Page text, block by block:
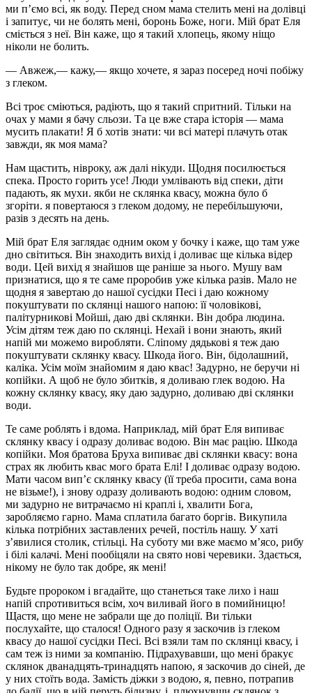
ми п’ємо всі, як воду. Перед сном мама стелить мені на долівці
і запитує, чи не болять мені, боронь Боже, ноги. Мій брат Еля
сміється з неї. Він каже, що я такий хлопець, якому ніщо
ніколи не болить.
— Авжеж,— кажу,— якщо хочете, я зараз посеред ночі побіжу
з глеком.
Всі троє сміються, радіють, що я такий спритний. Тільки на
очах у мами я бачу сльози. Та це вже стара історія — мама
мусить плакати! Я б хотів знати: чи всі матері плачуть отак
завжди, як моя мама?
Нам щастить, нівроку, аж далі нікуди. Щодня посилюється
спека. Просто горить усе! Люди умлівають від спеки, діти
падають, як мухи. якби не склянка квасу, можна було б
згоріти. я повертаюся з глеком додому, не перебільшуючи,
разів з десять на день.
Мій брат Еля заглядає одним оком у бочку і каже, що там уже
дно світиться. Він знаходить вихід і доливає ще кілька відер
води. Цей вихід я знайшов ще раніше за нього. Мушу вам
признатися, що я те саме проробив уже кілька разів. Мало не
щодня я завертаю до нашої сусідки Песі і даю кожному
покуштувати по склянці нашого напою: її чоловікові,
палітурникові Мойші, даю дві склянки. Він добра людина.
Усім дітям теж даю по склянці. Нехай і вони знають, який
напій ми можемо виробляти. Сліпому дядькові я теж даю
покуштувати склянку квасу. Шкода його. Він, бідолашний,
каліка. Усім моїм знайомим я даю квас! Задурно, не беручи ні
копійки. А щоб не було збитків, я доливаю глек водою. На
кожну склянку квасу, яку даю задурно, доливаю дві склянки
води.
Те саме роблять і вдома. Наприклад, мій брат Еля випиває
склянку квасу і одразу доливає водою. Він має рацію. Шкода
копійки. Моя братова Бруха випиває дві склянки квасу: вона
страх як любить квас мого брата Елі! І доливає одразу водою.
Мати часом вип’є склянку квасу (її треба просити, сама вона
не візьме!), і знову одразу доливають водою: одним словом,
ми задурно не витрачаємо ні краплі і, хвалити Бога,
заробляємо гарно. Мама сплатила багато боргів. Викупила
кілька потрібних заставлених речей, постіль нашу. У хаті
з’явилися столик, стільці. На суботу ми вже маємо м’ясо, рибу
і білі калачі. Мені пообіцяли на свято нові черевики. Здається,
нікому не було так добре, як мені!
Будьте пророком і вгадайте, що станеться таке лихо і наш
напій спротивиться всім, хоч виливай його в помийницю!
Щастя, що мене не забрали ще до поліції. Ви тільки
послухайте, що сталося! Одного разу я заскочив із глеком
квасу до нашої сусідки Песі. Всі взяли там по склянці квасу, і
сам теж із ними за компанію. Підрахувавши, що мені бракує
склянок дванадцять-тринадцять напою, я заскочив до сіней, де
у них стоїть вода. Замість діжки з водою, я, певно, потрапив